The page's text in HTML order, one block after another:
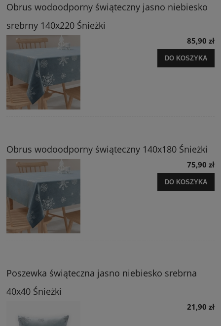
Obrus wodoodporny świąteczny jasno niebiesko
srebrny 140x220 Śnieżki
85,90 zł
DO KOSZYKA
Obrus wodoodporny świąteczny 140x180 Śnieżki
75,90 zł
DO KOSZYKA
Poszewka świąteczna jasno niebiesko srebrna
40x40 Śnieżki
21,90 zł